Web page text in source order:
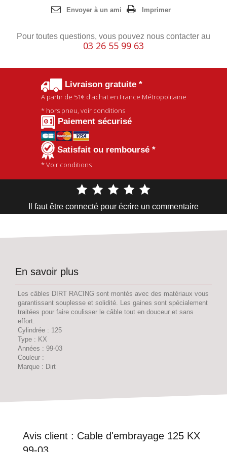
Envoyer à un ami Imprimer
Pour toutes questions, vous pouvez nous contacter au
03 26 55 99 63
Livraison gratuite *
A partir de 51€d'achat en France Métropolitaine
* hors pneu, voir conditions
Paiement sécurisé
Satisfait ou remboursé *
* Voir conditions
Il faut être connecté pour écrire un commentaire
En savoir plus
Les câbles DIRT RACING sont montés avec des matériaux vous
garantissant souplesse et solidité. Les gaines sont spécialement
traitées pour faire coulisser le câble tout en douceur et sans
effort.
Cylindrée : 125
Type : KX
Années : 99-03
Couleur :
Marque : Dirt
Avis client : Cable d'embrayage 125 KX